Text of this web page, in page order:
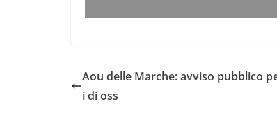
Aou delle Marche: avviso pubblico
i di oss